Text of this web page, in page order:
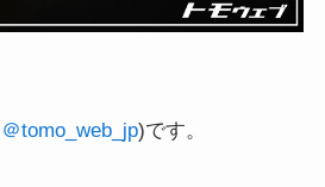
＠tomo_web_jp)です。